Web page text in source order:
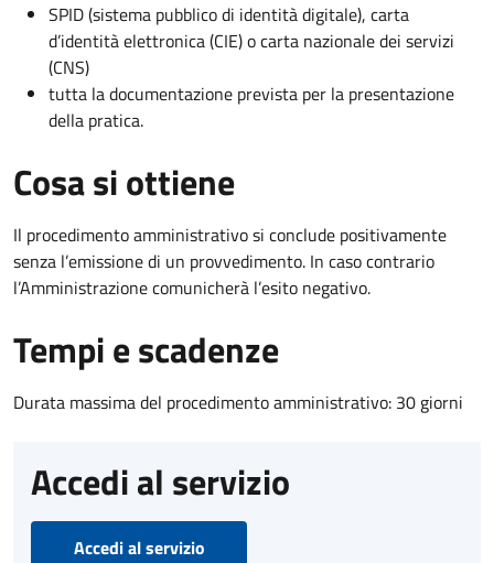
SPID (sistema pubblico di identità digitale), carta
d’identità elettronica (CIE) o carta nazionale dei servizi
(CNS)
tutta la documentazione prevista per la presentazione
della pratica.
Cosa si ottiene
Il procedimento amministrativo si conclude positivamente
senza l’emissione di un provvedimento. In caso contrario
l’Amministrazione comunicherà l’esito negativo.
Tempi e scadenze
Durata massima del procedimento amministrativo: 30 giorni
Accedi al servizio
Accedi al servizio